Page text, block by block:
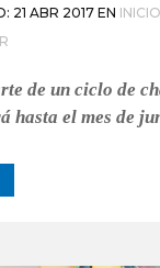
21 ABR 2017 EN INICIO
de un ciclo de
hasta el mes de